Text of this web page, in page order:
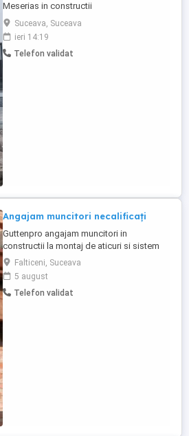
Meserias in constructii
Suceava, Suceava
ieri 14:19
Telefon validat
Angajam muncitori necalificați
Guttenpro angajam muncitori in
constructii la montaj de aticuri si sistem
pluvial in jud.Timis,doar cu contract de
munca. Asiguram cazare si o masa calda
pe zi + salar intre 1000 si 1800 euro in
functie de cunostinte si abilitati Mai multe
Falticeni, Suceava
5 august
Telefon validat